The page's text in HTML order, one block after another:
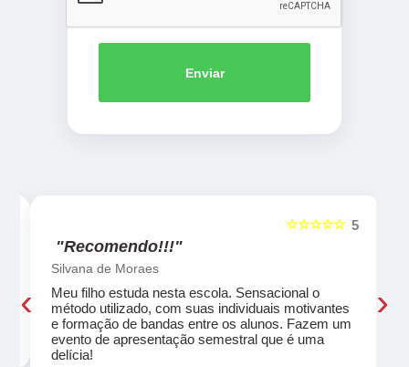
Enviar
5
☆☆☆☆☆
"Recomendo!!!"
Silvana de Moraes
Meu filho estuda nesta escola. Sensacional o
método utilizado, com suas individuais motivantes
e formação de bandas entre os alunos. Fazem um
evento de apresentação semestral que é uma
delícia!
‹ ›